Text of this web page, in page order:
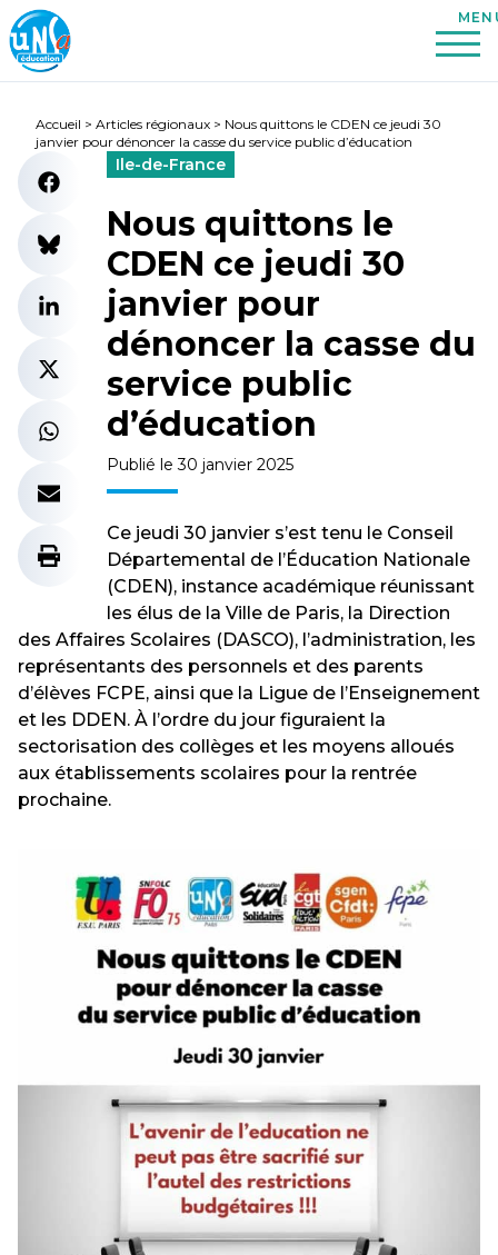
Accueil > Articles régionaux > Nous quittons le CDEN ce jeudi 30
janvier pour dénoncer la casse du service public d’éducation
Ile-de-France
Nous quittons le
CDEN ce jeudi 30
janvier pour
dénoncer la casse du
service public
d’éducation
Publié le 30 janvier 2025
Ce jeudi 30 janvier s’est tenu le Conseil
Départemental de l’Éducation Nationale
(CDEN), instance académique réunissant
les élus de la Ville de Paris, la Direction
des Affaires Scolaires (DASCO), l’administration, les
représentants des personnels et des parents
d’élèves FCPE, ainsi que la Ligue de l’Enseignement
et les DDEN. À l’ordre du jour figuraient la
sectorisation des collèges et les moyens alloués
aux établissements scolaires pour la rentrée
prochaine.